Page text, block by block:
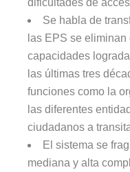
Se habla de
las EPS se
capacidades
las últimas tres
funciones como la
las diferentes
ciudadanos a
El sistema se
mediana y alta